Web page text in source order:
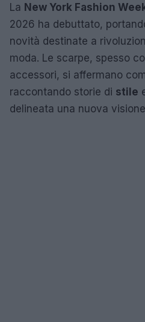
La New York Fashion
2026 ha debuttato,
novità destinate a
moda. Le scarpe, spesso
accessori, si affermano
raccontando storie di stile
delineata una nuova